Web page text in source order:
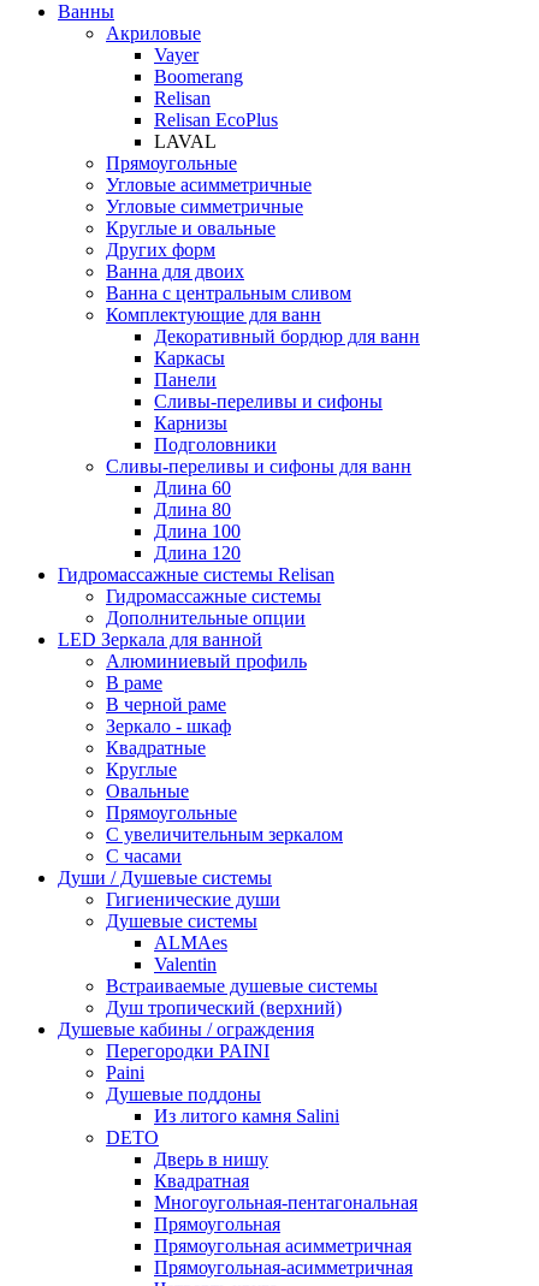
Ванны
Акриловые
Vayer
Boomerang
Relisan
Relisan EcoPlus
LAVAL
Прямоугольные
Угловые асимметричные
Угловые симметричные
Круглые и овальные
Других форм
Ванна для двоих
Ванна с центральным сливом
Комплектующие для ванн
Декоративный бордюр для ванн
Каркасы
Панели
Сливы-переливы и сифоны
Карнизы
Подголовники
Сливы-переливы и сифоны для ванн
Длина 60
Длина 80
Длина 100
Длина 120
Гидромассажные системы Relisan
Гидромассажные системы
Дополнительные опции
LED Зеркала для ванной
Алюминиевый профиль
В раме
В черной раме
Зеркало - шкаф
Квадратные
Круглые
Овальные
Прямоугольные
С увеличительным зеркалом
С часами
Души / Душевые системы
Гигиенические души
Душевые системы
ALMAes
Valentin
Встраиваемые душевые системы
Душ тропический (верхний)
Душевые кабины / ограждения
Перегородки PAINI
Paini
Душевые поддоны
Из литого камня Salini
DETO
Дверь в нишу
Квадратная
Многоугольная-пентагональная
Прямоугольная
Прямоугольная асимметричная
Прямоугольная-асимметричная